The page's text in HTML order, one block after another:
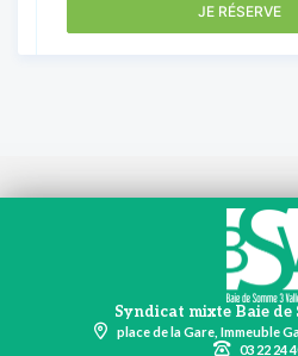
JE RÉSERVE
Syndicat mixte Baie de
place de la Gare, Immeuble
03 22 24